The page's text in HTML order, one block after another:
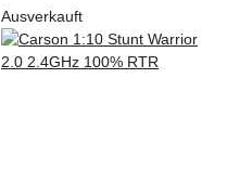
Ausverkauft